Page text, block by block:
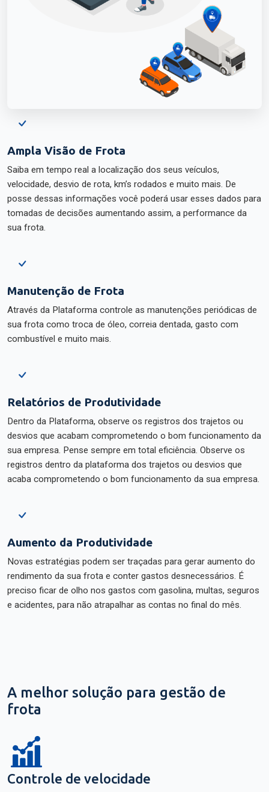
Ampla Visão de Frota
Saiba em tempo real a localização dos seus veículos,
velocidade, desvio de rota, km’s rodados e muito mais. De
posse dessas informações você poderá usar esses dados para
tomadas de decisões aumentando assim, a performance da
sua frota.
Manutenção de Frota
Através da Plataforma controle as manutenções periódicas de
sua frota como troca de óleo, correia dentada, gasto com
combustível e muito mais.
Relatórios de Produtividade
Dentro da Plataforma, observe os registros dos trajetos ou
desvios que acabam comprometendo o bom funcionamento da
sua empresa. Pense sempre em total eficiência. Observe os
registros dentro da plataforma dos trajetos ou desvios que
acaba comprometendo o bom funcionamento da sua empresa.
Aumento da Produtividade
Novas estratégias podem ser traçadas para gerar aumento do
rendimento da sua frota e conter gastos desnecessários. É
preciso ficar de olho nos gastos com gasolina, multas, seguros
e acidentes, para não atrapalhar as contas no final do mês.
A melhor solução para gestão de
frota
Controle de velocidade